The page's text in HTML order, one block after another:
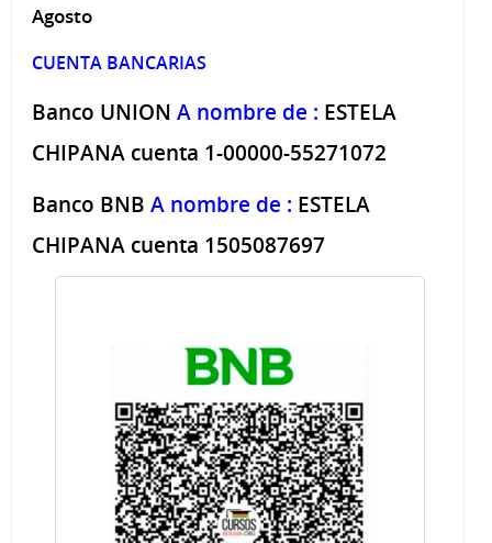
Agosto
CUENTA BANCARIAS
Banco UNION A nombre de : ESTELA
CHIPANA cuenta 1-00000-55271072
Banco BNB A nombre de : ESTELA
CHIPANA cuenta 1505087697